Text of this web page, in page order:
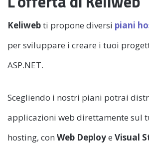
Keliwebti propone diversi piani
per sviluppare i creare i tuoi
ASP.NET.
Scegliendo i nostri piani potrai
applicazioni web direttamente sul
hosting, con Web Deploye Visual